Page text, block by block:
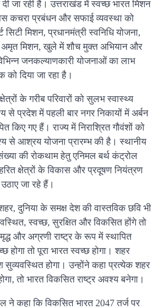
जा रही है। उत्तराखंड में स्वच्छ भारत मिशन
कचरा प्रबंधन और सफाई व्यवस्था को
सिटी मिशन, प्रधानमंत्री स्वनिधि योजना,
अमृत मिशन, खुले में शौच मुक्त अभियान और
जनकल्याणकारी योजनाओं का लाभ
को दिया जा रहा है।
के गरीब परिवारों को सुलभ स्वास्थ्य
से प्रदेश में पहली बार नगर निकायों में अर्बन
किए गए हैं। राज्य में निराश्रित गौवंशों को
से आश्रय योजना प्रारम्भ की है। स्थानीय
की रोकथाम हेतु एनिमल बर्थ कंट्रोल
क्षेत्रों के विकास और प्रदूषण नियंत्रण
जा रहे हैं।
दुनिया के समक्ष देश की वास्तविक छवि भी
स्वच्छ, सुरक्षित और विकसित होंगे तो
और अग्रणी राष्ट्र के रूप में स्थापित
होगा तो पूरा भारत स्वच्छ होगा। शहर
सुव्यवस्थित होगा। उन्होंने कहा प्रत्येक शहर
तो भारत विकसित राष्ट्र अवश्य बनेगा।
ने कहा कि विकसित भारत 2047 तर्ज पर